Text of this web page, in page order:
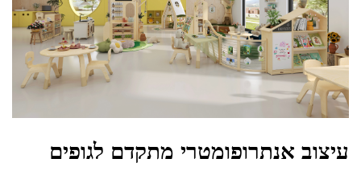
עיצוב אנתרופומטרי מתקדם לגופים